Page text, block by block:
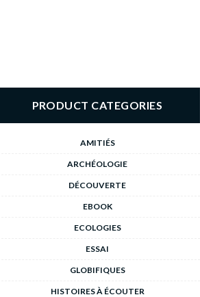
PRODUCT CATEGORIES
AMITIÉS
ARCHÉOLOGIE
DÉCOUVERTE
EBOOK
ECOLOGIES
ESSAI
GLOBIFIQUES
HISTOIRES À ÉCOUTER